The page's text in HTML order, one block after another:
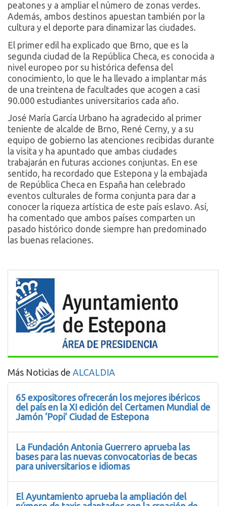
peatones y a ampliar el número de zonas verdes.
Además, ambos destinos apuestan también por la
cultura y el deporte para dinamizar las ciudades.
El primer edil ha explicado que Brno, que es la
segunda ciudad de la República Checa, es conocida a
nivel europeo por su histórica defensa del
conocimiento, lo que le ha llevado a implantar más
de una treintena de facultades que acogen a casi
90.000 estudiantes universitarios cada año.
José María García Urbano ha agradecido al primer
teniente de alcalde de Brno, René Cerny, y a su
equipo de gobierno las atenciones recibidas durante
la visita y ha apuntado que ambas ciudades
trabajarán en futuras acciones conjuntas. En ese
sentido, ha recordado que Estepona y la embajada
de República Checa en España han celebrado
eventos culturales de forma conjunta para dar a
conocer la riqueza artística de este país eslavo. Así,
ha comentado que ambos países comparten un
pasado histórico donde siempre han predominado
las buenas relaciones.
Más Noticias de ALCALDIA
65 expositores ofrecerán los mejores ibéricos
del país en la XI edición del Certamen Mundial de
Jamón ‘Popi’ Ciudad de Estepona
La Fundación Antonia Guerrero aprueba las
bases para las nuevas convocatorias de becas
para universitarios e idiomas
El Ayuntamiento aprueba la ampliación del